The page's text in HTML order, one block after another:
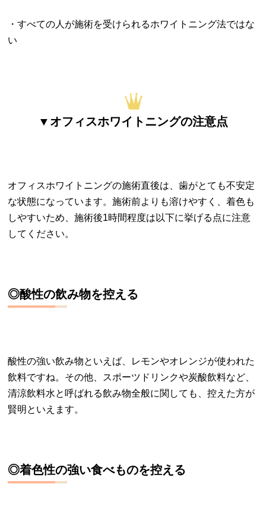
・すべての人が施術を受けられるホワイトニング法ではな
い
▼オフィスホワイトニングの注意点
オフィスホワイトニングの施術直後は、歯がとても不安定
な状態になっています。施術前よりも溶けやすく、着色も
しやすいため、施術後1時間程度は以下に挙げる点に注意
してください。
◎酸性の飲み物を控える
酸性の強い飲み物といえば、レモンやオレンジが使われた
飲料ですね。その他、スポーツドリンクや炭酸飲料など、
清涼飲料水と呼ばれる飲み物全般に関しても、控えた方が
賢明といえます。
◎着色性の強い食べものを控える